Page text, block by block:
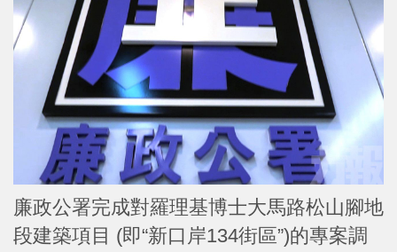
廉政公署完成對羅理基博士大馬路松山腳地
段建築項目 (即“新口岸134街區”)的專案調